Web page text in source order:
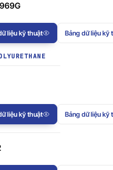
liệu kỹ thuật
Bảng dữ liệu kỹ
liệu kỹ thuật
Bảng dữ liệu kỹ